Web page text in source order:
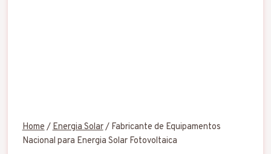
Home/Energia Solar/ Fabricante de Equipamentos
Nacional para Energia Solar Fotovoltaica